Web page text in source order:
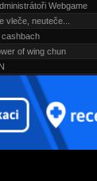
Webgame
vleče, neuteče...
cashbach
of wing chun